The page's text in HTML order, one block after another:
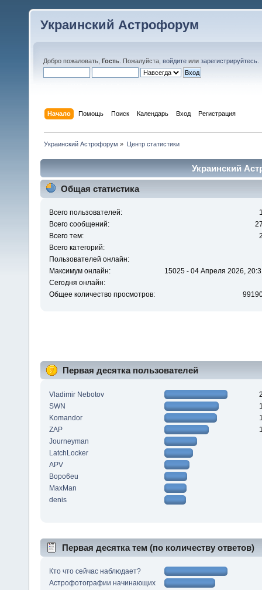
Украинский Астрофорум
Добро пожаловать, Гость . Пожалуйста, войдите или зарегистрируйтесь
Начало Помощь Поиск Календарь Вход Регистрация
Украинский Астрофорум » Центр статистики
Украинский
Общая статистика
Всего пользователей:
Всего сообщений:
Всего тем:
Всего категорий:
Пользователей онлайн:
Максимум онлайн:
15025 - 04 Апреля 2026,
Сегодня онлайн:
Общее количество просмотров:
Первая десятка пользователей
Vladimir Nebotov
SWN
Komandor
ZAP
Journeyman
LatchLocker
APV
Bopo6eu
MaxMan
denis
Первая десятка тем (по количеству ответов)
Кто что сейчас наблюдает?
Астрофотографии начинающих